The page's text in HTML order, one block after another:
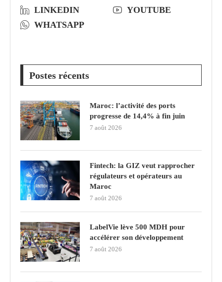
LINKEDIN
YOUTUBE
WHATSAPP
Postes récents
Maroc: l’activité des ports
progresse de 14,4% à fin juin
7 août 2026
Fintech: la GIZ veut rapprocher
régulateurs et opérateurs au
Maroc
7 août 2026
LabelVie lève 500 MDH pour
accélérer son développement
7 août 2026